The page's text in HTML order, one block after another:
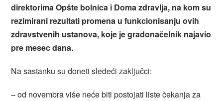
direktorima Opšte bolnica i Doma zdravlja, na kom su
rezimirani rezultati promena u funkcionisanju ovih
zdravstvenih ustanova, koje je gradonačelnik najavio
pre mesec dana.
Na sastanku su doneti sledeći zaključci:
– od novembra više neće biti postojati liste čekanja za